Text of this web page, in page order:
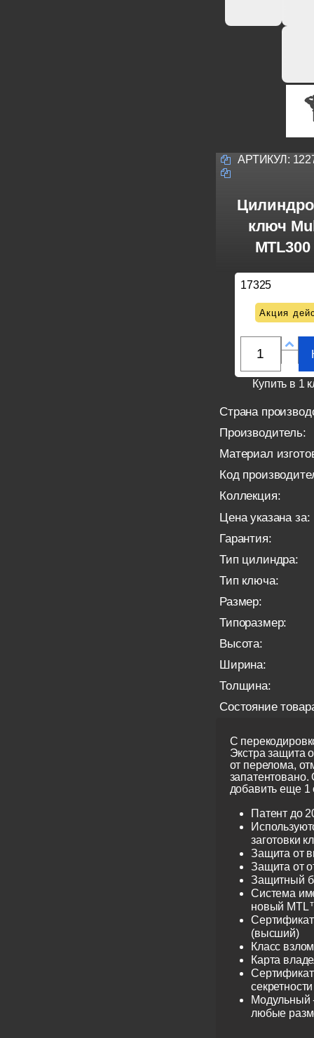
АРТИКУЛ:
ключ
17325
Акция
Купить в 1
Страна
Производитель:
Материал
Код
Коллекция:
Цена указана за:
Гарантия:
Тип цилиндра:
Тип ключа:
Размер:
Типоразмер:
Высота:
Ширина:
Толщина:
Состояние
С
Экстра защита
от перелома,
добавить еще 1
Патент до
заготовки
Защита от
Защита от
Защитный
Система
новый
(высший)
Класс
Карта
Модульный
любые